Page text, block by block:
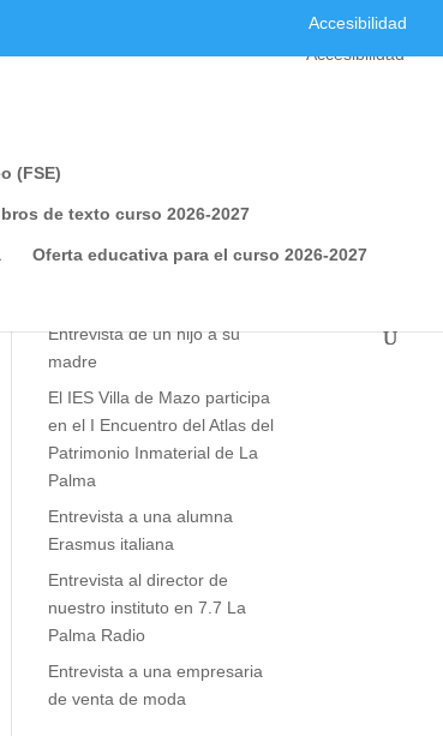
para recoger
Dispone de más
Cerrar
Accesibilidad
Accesibilidad
(FSE)
de texto curso 2026-2027
Oferta educativa para el curso 2026-2027
Entrevista de un hijo a su
madre
El IES Villa de Mazo participa
en el I Encuentro del Atlas del
Patrimonio Inmaterial de La
Palma
Entrevista a una alumna
Erasmus italiana
Entrevista al director de
nuestro instituto en 7.7 La
Palma Radio
Entrevista a una empresaria
de venta de moda